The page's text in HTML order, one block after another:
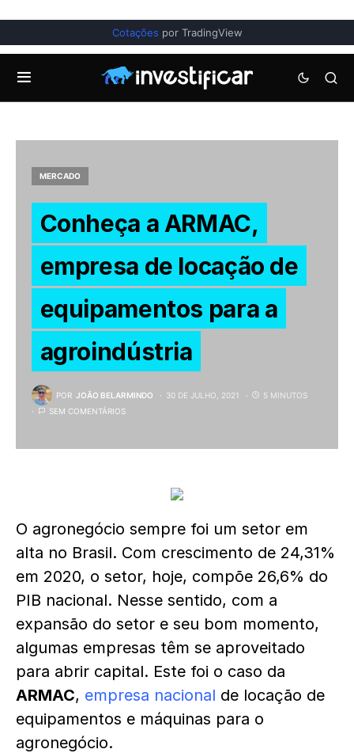
Cotações por TradingView
MERCADO
Conheça a ARMAC,
empresa de locação de
equipamentos para a
agroindústria
POR JOÃO BELARMINDO 30 DE JULHO, 2021
5 MINUTOS
SEM COMENTÁRIOS
O agronegócio sempre foi um setor em
alta no Brasil. Com crescimento de 24,31%
em 2020, o setor, hoje, compõe 26,6% do
PIB nacional. Nesse sentido, com a
expansão do setor e seu bom momento,
algumas empresas têm se aproveitado
para abrir capital. Este foi o caso da
ARMAC, empresa nacional de locação de
equipamentos e máquinas para o
agronegócio.